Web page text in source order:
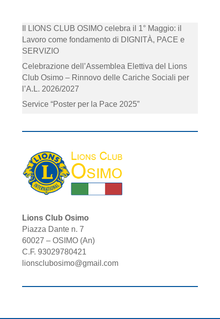
Il LIONS CLUB OSIMO celebra il 1° Maggio: il
Lavoro come fondamento di DIGNITÀ, PACE e
SERVIZIO
Celebrazione dell’Assemblea Elettiva del Lions
Club Osimo – Rinnovo delle Cariche Sociali per
l’A.L. 2026/2027
Service “Poster per la Pace 2025”
Lions Club Osimo
Piazza Dante n. 7
60027 – OSIMO (An)
C.F. 93029780421
lionsclubosimo@gmail.com